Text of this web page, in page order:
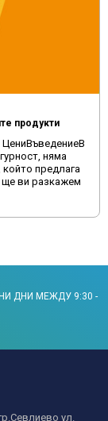
продукти
ЦениВъведениеВ
няма
предлага
ще ви разкажем
ДНИ МЕЖДУ 9:30 -
ул.